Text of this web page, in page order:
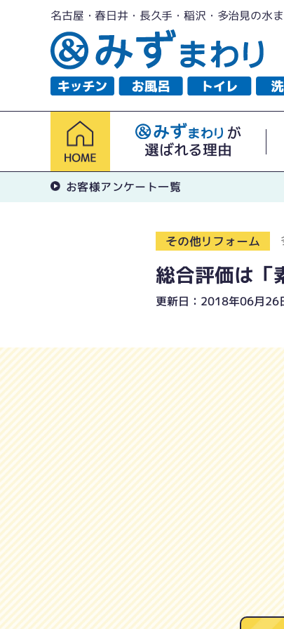
名古屋・春日井・長久手・稲沢・多治見の水
が
選ばれる理由
お客様アンケート一覧
その他リフォーム
総合評価は「
更新日：2018年06月26